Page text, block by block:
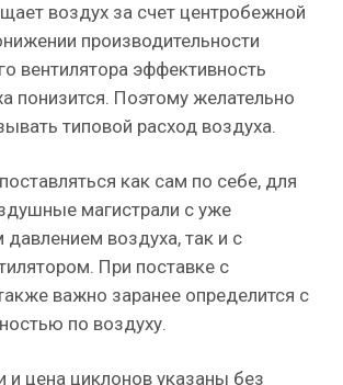
воздух за счет центробежной
производительности
вентилятора эффективность
понизится. Поэтому желательно
типовой расход воздуха.
как сам по себе, для
магистрали с уже
воздуха, так и с
При поставке с
важно заранее определится с
по воздуху.
и цена циклонов указаны без